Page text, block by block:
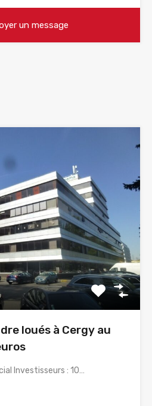
un message
loués à Cergy au
Investisseurs : 10…